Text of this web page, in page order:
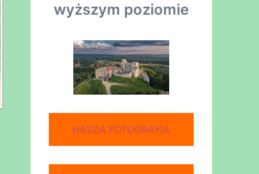
wyższym poziomie
NASZA FOTOGRAFIA